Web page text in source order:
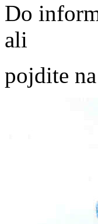
Do
ali
pojdite na